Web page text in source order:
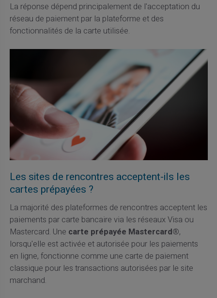
La réponse dépend principalement de l'acceptation du
réseau de paiement par la plateforme et des
fonctionnalités de la carte utilisée.
Les sites de rencontres acceptent-ils les
cartes prépayées ?
La majorité des plateformes de rencontres acceptent les
paiements par carte bancaire via les réseaux Visa ou
Mastercard. Une carte prépayée Mastercard®,
lorsqu'elle est activée et autorisée pour les paiements
en ligne, fonctionne comme une carte de paiement
classique pour les transactions autorisées par le site
marchand.